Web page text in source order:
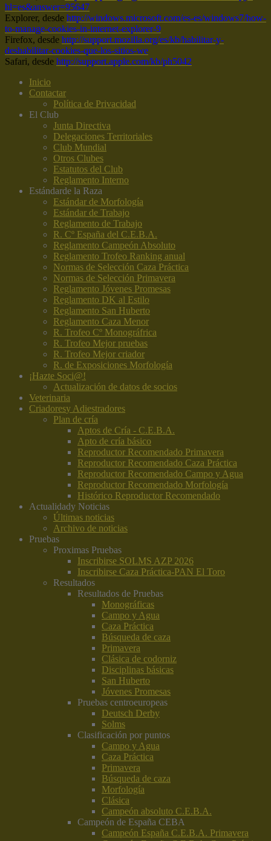
hl=es&answer=95647
Explorer, desde http://windows.microsoft.com/es-es/windows7/how-
to-manage-cookies-in-internet-explorer-9
Firefox, desde http://support.mozilla.org/es/kb/habilitar-y-
deshabilitar-cookies-que-los-sitios-we
Safari, desde http://support.apple.com/kb/ph5042
Inicio
Contactar
Política de Privacidad
El Club
Junta Directiva
Delegaciones Territoriales
Club Mundial
Otros Clubes
Estatutos del Club
Reglamento Interno
Estándarde la Raza
Estándar de Morfología
Estándar de Trabajo
Reglamento de Trabajo
R. Cº España del C.E.B.A.
Reglamento Campeón Absoluto
Reglamento Trofeo Ranking anual
Normas de Selección Caza Práctica
Normas de Selección Primavera
Reglamento Jóvenes Promesas
Reglamento DK al Estilo
Reglamento San Huberto
Reglamento Caza Menor
R. Trofeo Cº Monográfrica
R. Trofeo Mejor pruebas
R. Trofeo Mejor criador
R. de Exposiciones Morfología
¡Hazte Soci@!
Actualización de datos de socios
Veterinaria
Criadoresy Adiestradores
Plan de cría
Aptos de Cría - C.E.B.A.
Apto de cría básico
Reproductor Recomendado Primavera
Reproductor Recomendado Caza Práctica
Reproductor Recomendado Campo y Agua
Reproductor Recomendado Morfología
Histórico Reproductor Recomendado
Actualidady Noticias
Últimas noticias
Archivo de noticias
Pruebas
Proximas Pruebas
Inscribirse SOLMS AZP 2026
Inscribirse Caza Práctica-PAN El Toro
Resultados
Resultados de Pruebas
Monográficas
Campo y Agua
Caza Práctica
Búsqueda de caza
Primavera
Clásica de codorniz
Disciplinas básicas
San Huberto
Jóvenes Promesas
Pruebas centroeuropeas
Deutsch Derby
Solms
Clasificación por puntos
Campo y Agua
Caza Práctica
Primavera
Búsqueda de caza
Morfología
Clásica
Campeón absoluto C.E.B.A.
Campeón de España CEBA
Campeón España C.E.B.A. Primavera